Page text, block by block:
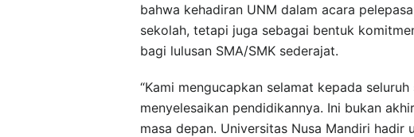
bahwa kehadiran UNM dalam acara
sekolah, tetapi juga sebagai bentuk
bagi lulusan SMA/SMK sederajat.
“Kami mengucapkan selamat kepada
menyelesaikan pendidikannya. Ini bukan
masa depan. Universitas Nusa Mandiri